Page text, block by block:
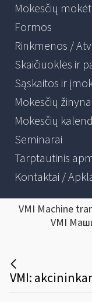
Mokesčių
Formos
Rinkmenos /
Skaičiuoklės ir
Sąskaitos ir
Mokesčių
Mokesčių
Seminarai
Tarptautinis
Kontaktai /
VMI Machine
VMI